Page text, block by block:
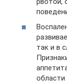
так и в